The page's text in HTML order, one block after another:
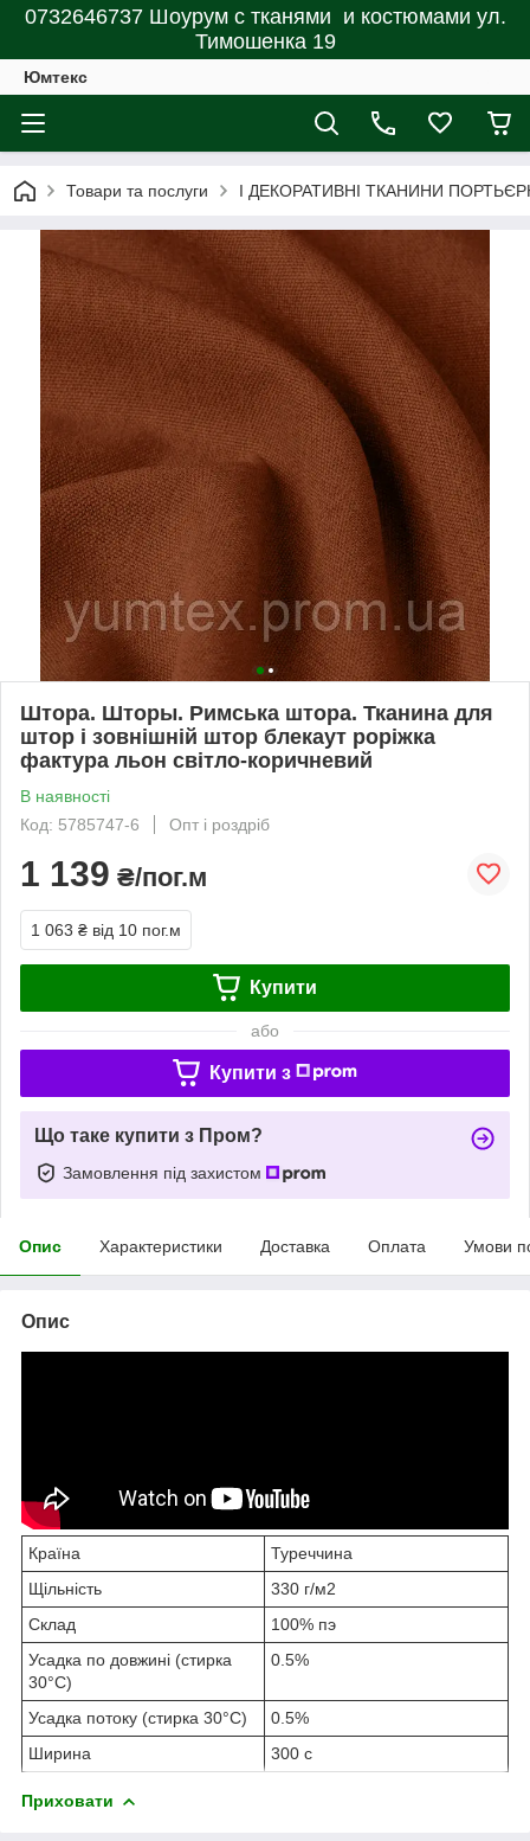
0732646737 Шоурум с тканями и костюмами ул.
Тимошенка 19
Юмтекс
Товари та послуги І ДЕКОРАТИВНІ ТКАНИНИ
Штора. Шторы. Римська штора. Тканина для
штор і зовнішній штор блекаут роріжка
фактура льон світло-коричневий
В наявності
Код: 5785747-6
Опт і роздріб
1 139 ₴/пог.м
1 063 ₴ від 10 пог.м
Купити
або
Купити з
Що таке купити з Пром?
Замовлення під захистом
Опис Характеристики Доставка Оплата Умови
Опис
Країна
Туреччина
Щільність
330 г/м2
Склад
100% пэ
Усадка по довжині (стирка
30°C)
0.5%
Усадка потоку (стирка 30°C)
0.5%
Ширина
300 с
Приховати